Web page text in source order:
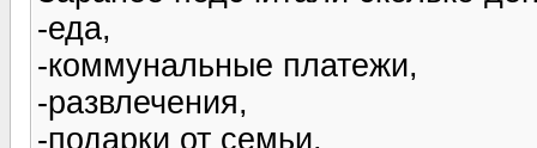
-еда,
-коммунальные платежи,
-развлечения,
-подарки от семьи,